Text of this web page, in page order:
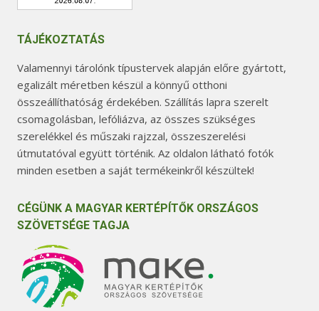
TÁJÉKOZTATÁS
Valamennyi tárolónk típustervek alapján előre gyártott,
egalizált méretben készül a könnyű otthoni
összeállíthatóság érdekében. Szállítás lapra szerelt
csomagolásban, lefóliázva, az összes szükséges
szerelékkel és műszaki rajzzal, összeszerelési
útmutatóval együtt történik. Az oldalon látható fotók
minden esetben a saját termékeinkről készültek!
CÉGÜNK A MAGYAR KERTÉPÍTŐK ORSZÁGOS
SZÖVETSÉGE TAGJA